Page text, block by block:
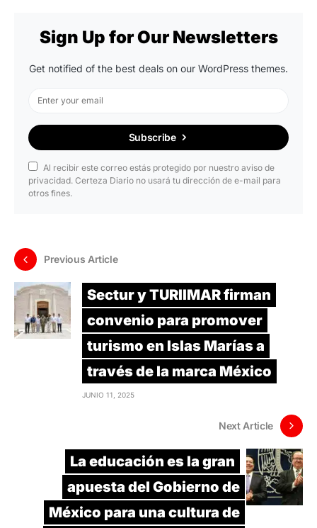
Sign Up for Our Newsletters
Get notified of the best deals on our WordPress themes.
Subscribe
Al recibir este correo estás protegido por nuestro aviso de
privacidad. Certeza Diario no usará tu dirección de e-mail para
otros fines.
Previous Article
Sectur y TURIIMAR firman
convenio para promover
turismo en Islas Marías a
través de la marca México
JUNIO 11, 2025
Next Article
La educación es la gran
apuesta del Gobierno de
México para una cultura de